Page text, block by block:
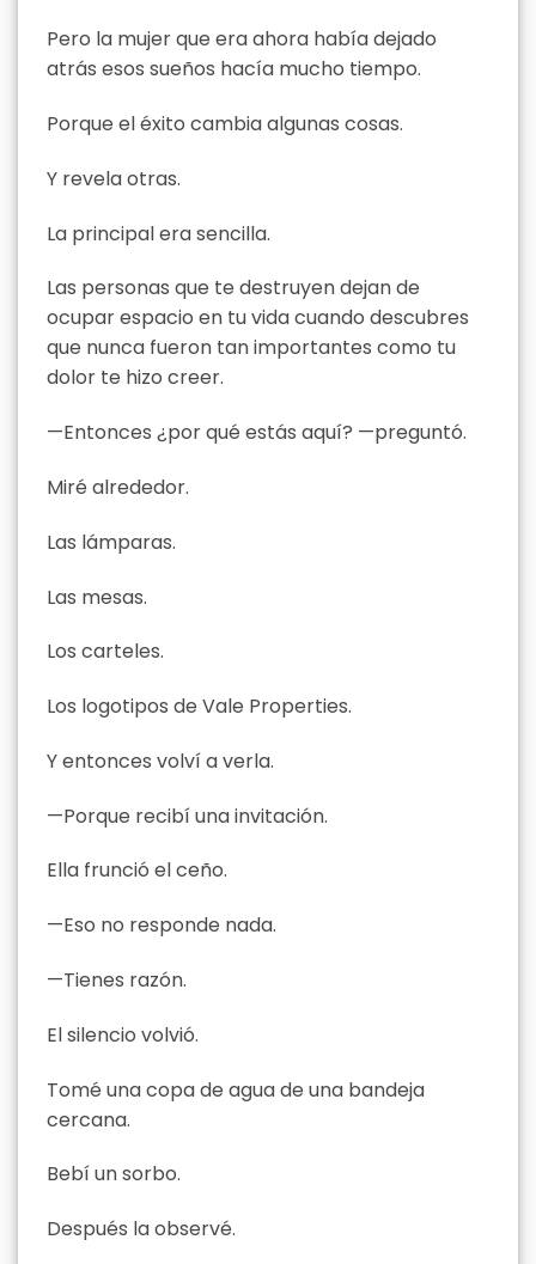
Pero la mujer que era ahora había dejado
atrás esos sueños hacía mucho tiempo.
Porque el éxito cambia algunas cosas.
Y revela otras.
La principal era sencilla.
Las personas que te destruyen dejan de
ocupar espacio en tu vida cuando descubres
que nunca fueron tan importantes como tu
dolor te hizo creer.
—Entonces ¿por qué estás aquí? —preguntó.
Miré alrededor.
Las lámparas.
Las mesas.
Los carteles.
Los logotipos de Vale Properties.
Y entonces volví a verla.
—Porque recibí una invitación.
Ella frunció el ceño.
—Eso no responde nada.
—Tienes razón.
El silencio volvió.
Tomé una copa de agua de una bandeja
cercana.
Bebí un sorbo.
Después la observé.